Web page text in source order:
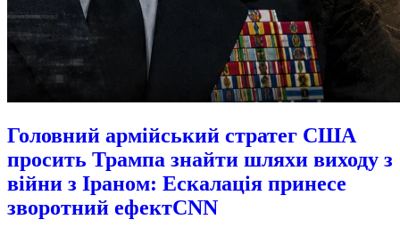
Головний армійський стратег США
просить Трампа знайти шляхи виходу з
війни з Іраном: Ескалація принесе
зворотний ефектCNN